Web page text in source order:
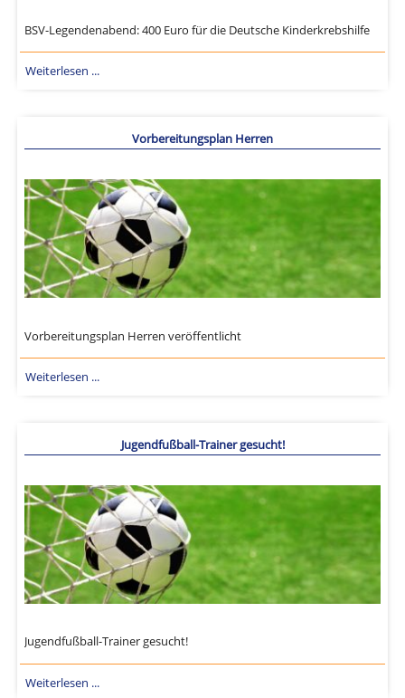
BSV-Legendenabend: 400 Euro für die Deutsche Kinderkrebshilfe
Weiterlesen ...
Vorbereitungsplan Herren
Vorbereitungsplan Herren veröffentlicht
Weiterlesen ...
Jugendfußball-Trainer gesucht!
Jugendfußball-Trainer gesucht!
Weiterlesen ...